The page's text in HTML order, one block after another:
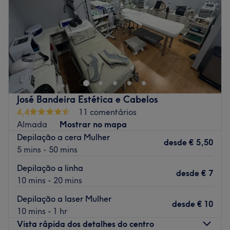
09:00 –19:00
Fechado
Laura Feiteira estética é um centro de estética corporal e
facial, onde dispomos também de outra loja
especializada apenas em manicure e pedicure em
Almada, dedicado a proporcionar tratamentos de beleza
de alta qualidade aos seus clientes.
Transporte público mais próximo
A 2 minutos a pé da paragem de autocarro Cova
Piedade R Cooperativa Piedense 71.
A equipe
Este centro tem uma equipe pequena de membros
dedicados que se esforçam para cuidar de cada cliente.
Eles são apaixonados pelo que fazem e trabalham
incansavelmente para garantir que cada visita seja uma
experiência agradável e relaxante.
José Bandeira Estética e Cabelos
4,4
11 comentários
Almada
Mostrar no mapa
Depilação a cera Mulher
5 mins - 50 mins
desde € 5,50
Depilação a linha
10 mins - 20 mins
desde € 7
Depilação a laser Mulher
10 mins - 1 hr
desde € 10
Vista rápida dos detalhes do centro